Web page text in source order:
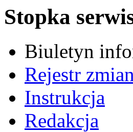
Stopka
Biuletyn
Rejestr zmian
Instrukcja
Redakcja